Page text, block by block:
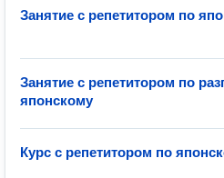
Занятие с репетитором по
Занятие с репетитором по
японскому
Курс с репетитором по